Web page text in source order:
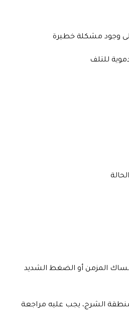
وجود مشكلة خطيرة
للتلف
منطقة الشرج، يجب عليه مراجعة